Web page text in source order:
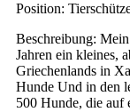
Position:
Beschreibung:
Jahren ein kleines,
Griechenlands in
Hunde Und in den
500 Hunde, die auf